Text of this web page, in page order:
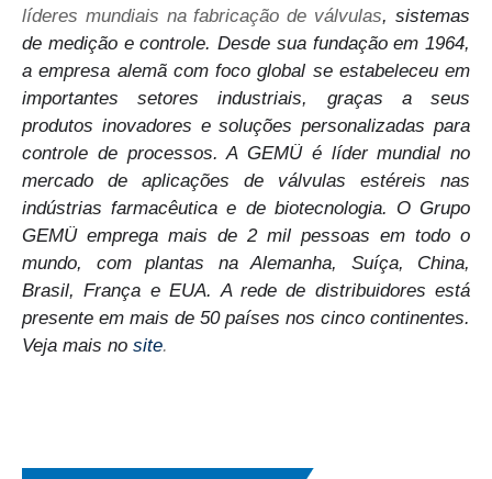
líderes mundiais na fabricação de válvulas, sistemas
de medição e controle. Desde sua fundação em 1964,
a empresa alemã com foco global se estabeleceu em
importantes setores industriais, graças a seus
produtos inovadores e soluções personalizadas para
controle de processos. A GEMÜ é líder mundial no
mercado de aplicações de válvulas estéreis nas
indústrias farmacêutica e de biotecnologia. O Grupo
GEMÜ emprega mais de 2 mil pessoas em todo o
mundo, com plantas na Alemanha, Suíça, China,
Brasil, França e EUA. A rede de distribuidores está
presente em mais de 50 países nos cinco continentes.
Veja mais no site.